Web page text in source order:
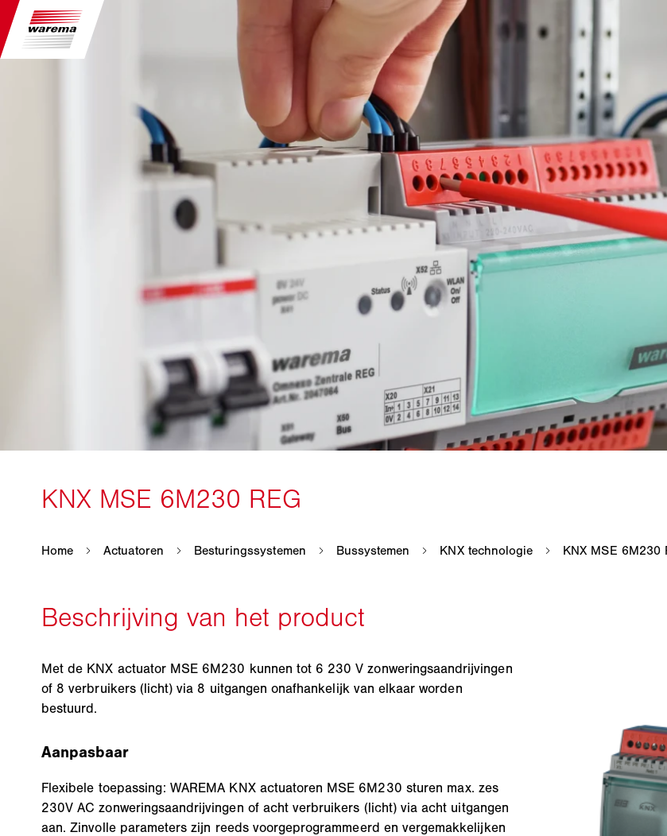
Met de KNX actuator MSE 6M230 kunnen tot 6 230 V zonweringsaandrijvingen
of 8 verbruikers (licht) via 8 uitgangen onafhankelijk van elkaar worden
bestuurd.
Aanpasbaar
Flexibele toepassing: WAREMA KNX actuatoren MSE 6M230 sturen max. zes
230V AC zonweringsaandrijvingen of acht verbruikers (licht) via acht uitgangen
aan. Zinvolle parameters zijn reeds voorgeprogrammeerd en vergemakkelijken